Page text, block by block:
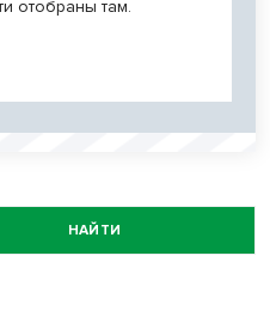
отобраны там.
НАЙТИ